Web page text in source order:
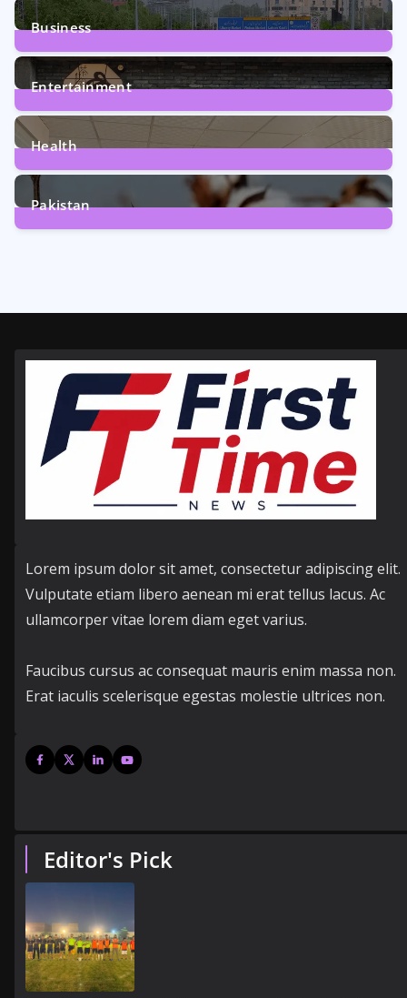
Business
161Posts
Entertainment
12Posts
Health
6Posts
Pakistan
Lorem ipsum dolor sit amet, consectetur adipiscing elit.
Vulputate etiam libero aenean mi erat tellus lacus. Ac
ullamcorper vitae lorem diam eget varius.
Faucibus cursus ac consequat mauris enim massa non.
Erat iaculis scelerisque egestas molestie ultrices non.
Editor's Pick